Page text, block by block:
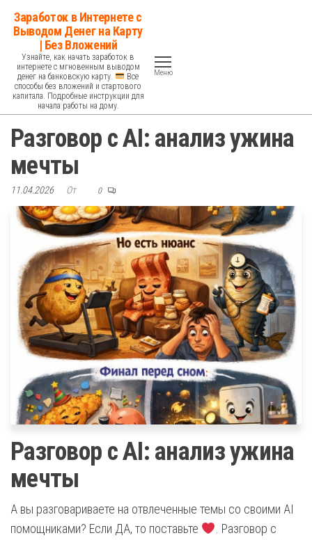
Перейти
содержимому
Заработок в Интернете с
Выводом Денег на Карту
| Без Вложений
Узнайте, как начать заработок в
интернете с мгновенным выводом
денег на банковскую карту.
Все
способы без вложений и стартового
капитала. Подробные инструкции для
начала работы на дому.
Меню
Разговор с AI: анализ ужина
мечты
11.04.2026 От 0
Разговор с AI: анализ ужина
мечты
А вы разговариваете на отвлеченные темы со своими AI
помощниками? Если ДА, то поставьте
. Разговор с